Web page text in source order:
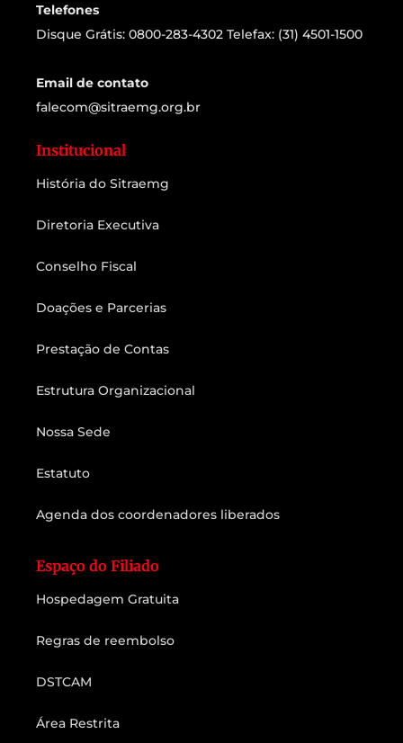
Telefones
Disque Grátis: 0800-283-4302 Telefax: (31) 4501-1500
Email de contato
falecom@sitraemg.org.br
Institucional
História do Sitraemg
Diretoria Executiva
Conselho Fiscal
Doações e Parcerias
Prestação de Contas
Estrutura Organizacional
Nossa Sede
Estatuto
Agenda dos coordenadores liberados
Espaço do Filiado
Hospedagem Gratuita
Regras de reembolso
DSTCAM
Área Restrita